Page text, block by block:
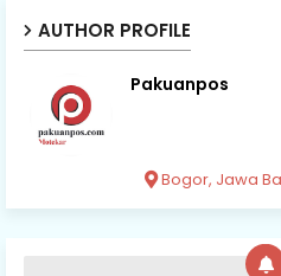
AUTHOR PROFILE
Pakuanpos
Bogor, Jawa